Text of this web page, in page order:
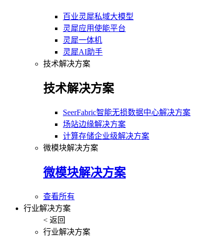
百业灵犀私域大模型
灵犀应用使能平台
灵犀一体机
灵犀AI助手
技术解决方案
技术解决方案
SeerFabric智能无损数据中心解决方案
场站边缘解决方案
计算存储企业级解决方案
微模块解决方案
微模块解决方案
查看所有
行业解决方案
< 返回
行业解决方案